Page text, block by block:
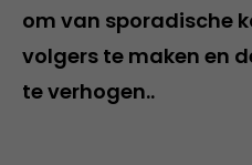
om van sporadische
volgers te maken en
te verhogen..